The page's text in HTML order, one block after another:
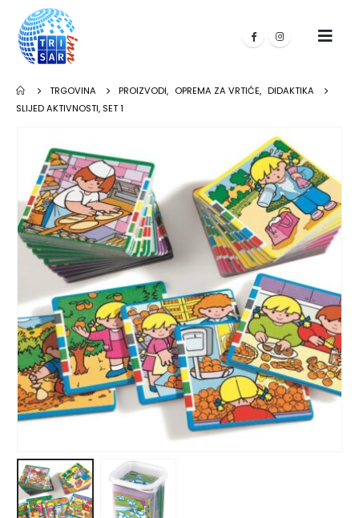
TRGOVINA PROIZVODI, OPREMA ZA VRTIĆE, DIDAKTIKA
SLIJED AKTIVNOSTI, SET 1